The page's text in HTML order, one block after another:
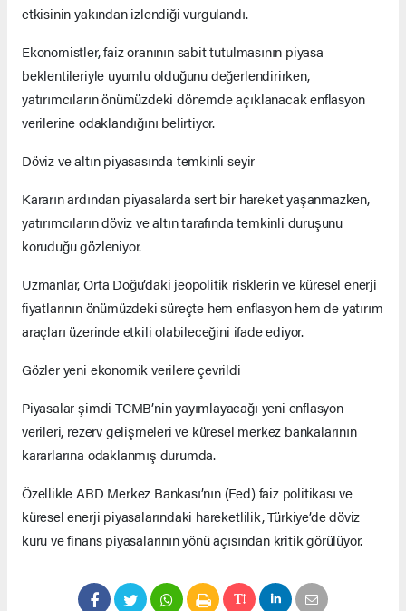
etkisinin yakından izlendiği vurgulandı.
Ekonomistler, faiz oranının sabit tutulmasının piyasa
beklentileriyle uyumlu olduğunu değerlendirirken,
yatırımcıların önümüzdeki dönemde açıklanacak enflasyon
verilerine odaklandığını belirtiyor.
Döviz ve altın piyasasında temkinli seyir
Kararın ardından piyasalarda sert bir hareket yaşanmazken,
yatırımcıların döviz ve altın tarafında temkinli duruşunu
koruduğu gözleniyor.
Uzmanlar, Orta Doğu’daki jeopolitik risklerin ve küresel enerji
fiyatlarının önümüzdeki süreçte hem enflasyon hem de yatırım
araçları üzerinde etkili olabileceğini ifade ediyor.
Gözler yeni ekonomik verilere çevrildi
Piyasalar şimdi TCMB’nin yayımlayacağı yeni enflasyon
verileri, rezerv gelişmeleri ve küresel merkez bankalarının
kararlarına odaklanmış durumda.
Özellikle ABD Merkez Bankası’nın (Fed) faiz politikası ve
küresel enerji piyasalarındaki hareketlilik, Türkiye’de döviz
kuru ve finans piyasalarının yönü açısından kritik görülüyor.